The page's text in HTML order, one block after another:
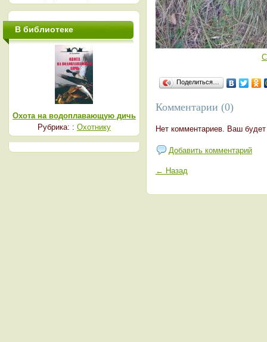
Поделиться…
Комментарии (0)
Нет комментариев. Ваш
Добавить комментарий
← Назад
В библиотеке
Охота на водоплавающую дичь
Рубрика: : Охотнику